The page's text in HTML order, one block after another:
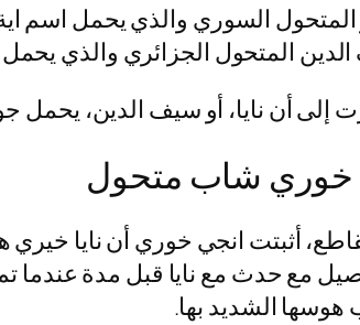
المتحول السوري والذي يحمل اسم
المتحول الجزائري والذي
إلى أن نايا، أو سيف الدين، يحمل
خوري شاب متحول
أثبتت انجي خوري أن نايا
مع حدث مع نايا قبل مدة عندما تم
الشديد بها.